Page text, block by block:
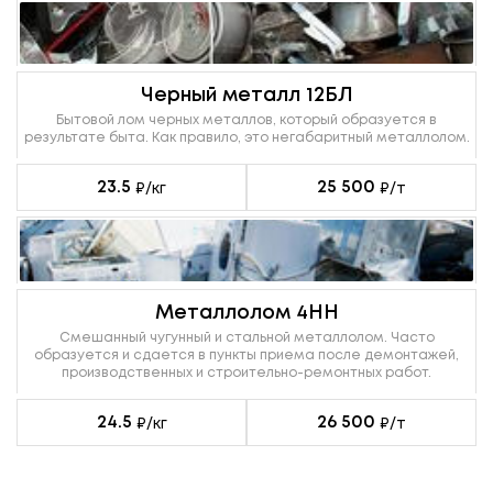
Черный металл 12БЛ
Бытовой лом черных металлов, который образуется в
результате быта. Как правило, это негабаритный металлолом.
23.5 ₽/кг 25 500 ₽/т
Металлолом 4НН
Смешанный чугунный и стальной металлолом. Часто
образуется и сдается в пункты приема после демонтажей,
производственных и строительно-ремонтных работ.
24.5 ₽/кг 26 500 ₽/т